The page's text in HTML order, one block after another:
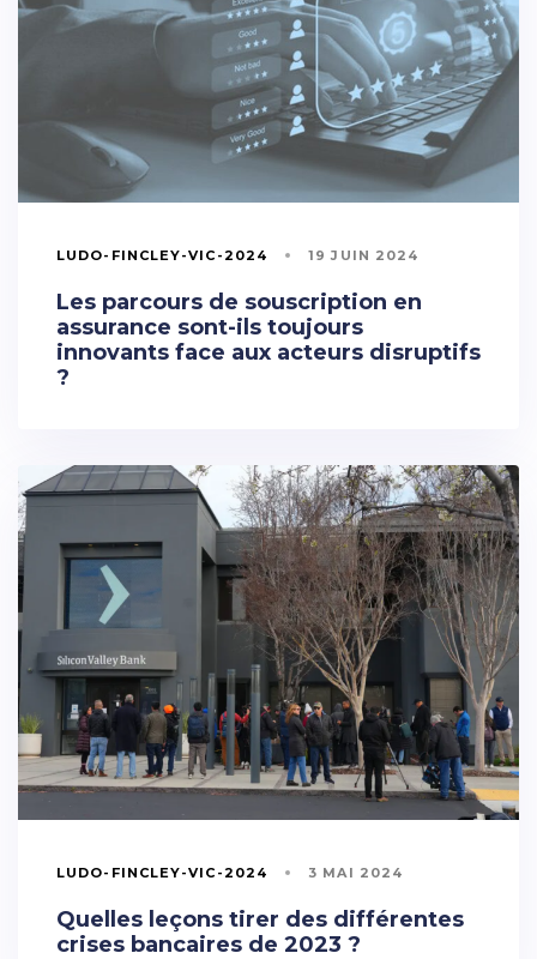
LUDO-FINCLEY-VIC-2024 19 JUIN 2024
Les parcours de souscription en
assurance sont-ils toujours
innovants face aux acteurs disruptifs
?
LUDO-FINCLEY-VIC-2024 3 MAI 2024
Quelles leçons tirer des différentes
crises bancaires de 2023 ?